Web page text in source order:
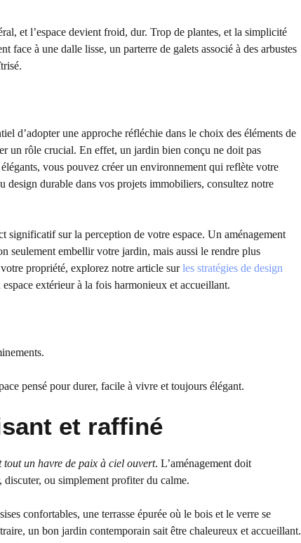
et l’espace devient froid, dur. Trop de plantes, et la simplicité
face à une dalle lisse, un parterre de galets associé à des arbustes
d’adopter une approche réfléchie dans le choix des éléments de
un rôle crucial. En effet, un jardin bien conçu ne doit pas
vous pouvez créer un environnement qui reflète votre
design durable dans vos projets immobiliers, consultez notre
sur la perception de votre espace. Un aménagement
seulement embellir votre jardin, mais aussi le rendre plus
propriété, explorez notre article surles stratégies de design
extérieur à la fois harmonieux et accueillant.
pensé pour durer, facile à vivre et toujours élégant.
et raffiné
tout un havre de paix à ciel ouvert. L’aménagement doit
discuter, ou simplement profiter du calme.
confortables, une terrasse épurée où le bois et le verre se
un bon jardin contemporain sait être chaleureux et accueillant.